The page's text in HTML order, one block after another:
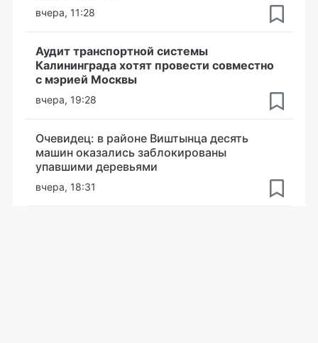
вчера, 11:28
Аудит транспортной системы
Калининграда хотят провести совместно
с мэрией Москвы
вчера, 19:28
Очевидец: в районе Виштынца десять
машин оказались заблокированы
упавшими деревьями
вчера, 18:31